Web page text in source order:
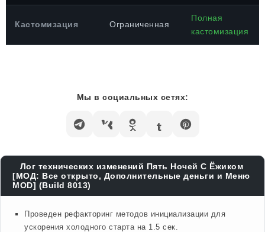
Кастомизация Ограниченная
Полная
кастомизация
Мы в социальных сетях:
Лог технических изменений Пять Ночей С Ёжиком
[МОД: Все открыто, Дополнительные деньги и Меню
MOD] (Build 8013)
Проведен рефакторинг методов инициализации для
ускорения холодного старта на 1.5 сек.